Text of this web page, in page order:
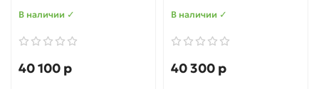
В наличии ✓
40 100 р
В наличии ✓
40 300 р